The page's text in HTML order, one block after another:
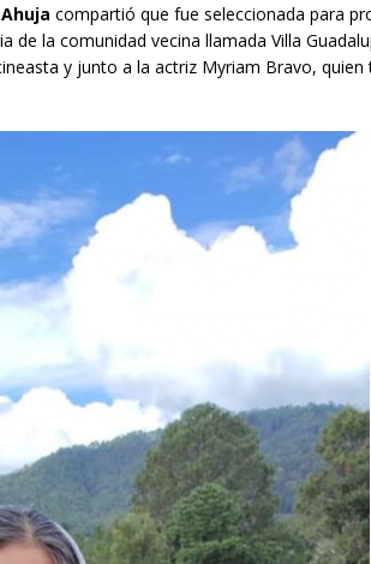
compartió que fue seleccionada para
de la comunidad vecina llamada Villa
y junto a la actriz Myriam Bravo, quien